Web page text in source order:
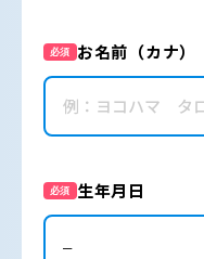
必須 お名前（カナ）
必須 生年月日